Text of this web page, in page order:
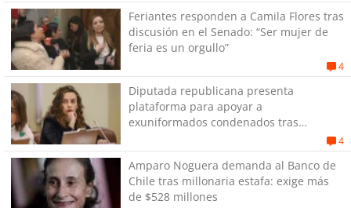
Feriantes responden a Camila Flores tras
discusión en el Senado: “Ser mujer de
feria es un orgullo”
4
Diputada republicana presenta
plataforma para apoyar a
exuniformados condenados tras
4
Amparo Noguera demanda al Banco de
Chile tras millonaria estafa: exige más
de $528 millones